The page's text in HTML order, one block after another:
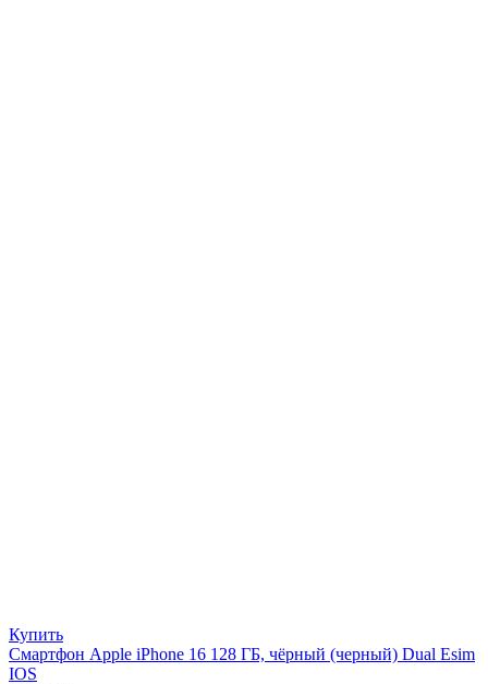
Купить
Смартфон Apple iPhone 16 128 ГБ, чёрный (черный) Dual Esim
IOS